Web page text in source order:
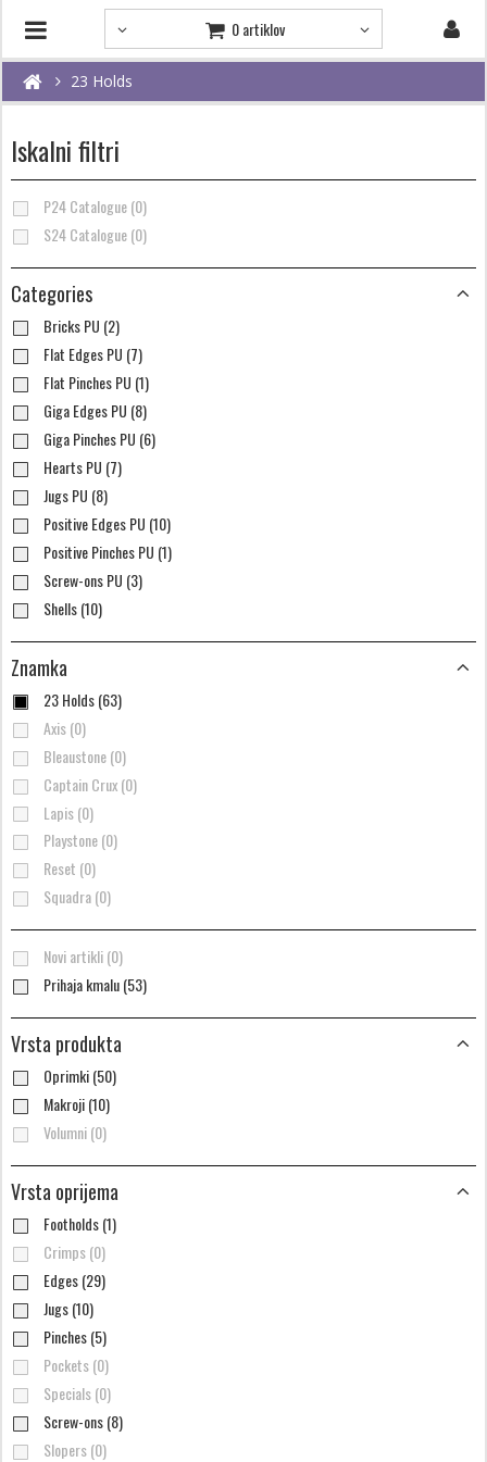
0 artiklov
23 Holds
Iskalni filtri
P24 Catalogue (0)
S24 Catalogue (0)
Categories
Bricks PU (2)
Flat Edges PU (7)
Flat Pinches PU (1)
Giga Edges PU (8)
Giga Pinches PU (6)
Hearts PU (7)
Jugs PU (8)
Positive Edges PU (10)
Positive Pinches PU (1)
Screw-ons PU (3)
Shells (10)
Znamka
23 Holds (63)
Axis (0)
Bleaustone (0)
Captain Crux (0)
Lapis (0)
Playstone (0)
Reset (0)
Squadra (0)
Novi artikli (0)
Prihaja kmalu (53)
Vrsta produkta
Oprimki (50)
Makroji (10)
Volumni (0)
Vrsta oprijema
Footholds (1)
Crimps (0)
Edges (29)
Jugs (10)
Pinches (5)
Pockets (0)
Specials (0)
Screw-ons (8)
Slopers (0)